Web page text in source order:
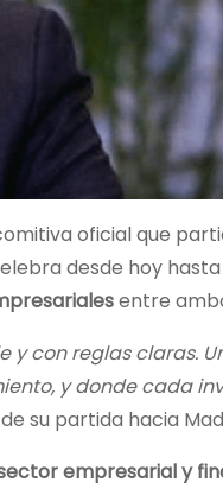
oficial que
desde hoy
entre
y con reglas claras.
y donde cada
su partida hacia
empresarial y